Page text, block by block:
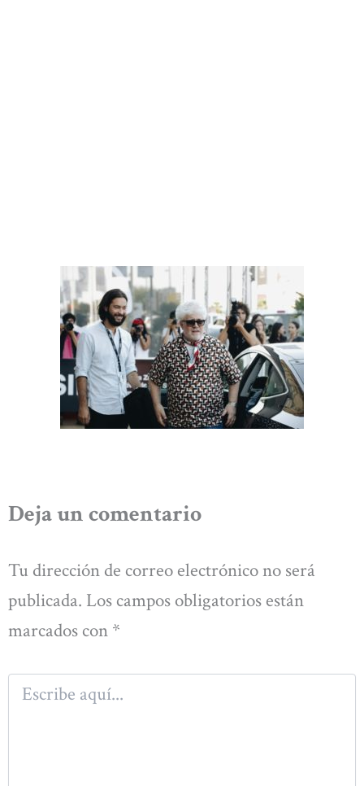
Deja un comentario
Tu dirección de correo electrónico no será
publicada. Los campos obligatorios están
marcados con *
Escribe
aquí...